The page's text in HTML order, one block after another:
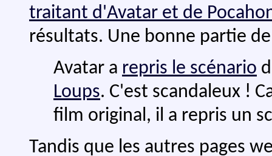
traitant d'Avatar et de
résultats. Une bonne partie
Avatar a repris le scénario
Loups. C'est scandaleux !
film original, il a repris un
Tandis que les autres pages